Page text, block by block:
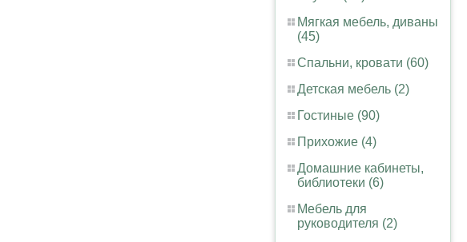
Мягкая мебель, диваны
(45)
Спальни, кровати (60)
Детская мебель (2)
Гостиные (90)
Прихожие (4)
Домашние кабинеты,
библиотеки (6)
Мебель для
руководителя (2)